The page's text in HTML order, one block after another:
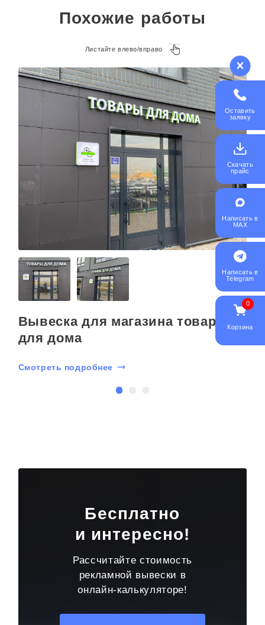
Похожие работы
Листайте влево/вправо
Вывеска для магазина товаров
для дома
Смотреть подробнее
Бесплатно
и интересно!
Рассчитайте стоимость
рекламной вывески в
онлайн-калькуляторе!
Оставить
заявку
Скачать
прайс
Написать в
MAX
Написать в
Telegram
0
Корзина